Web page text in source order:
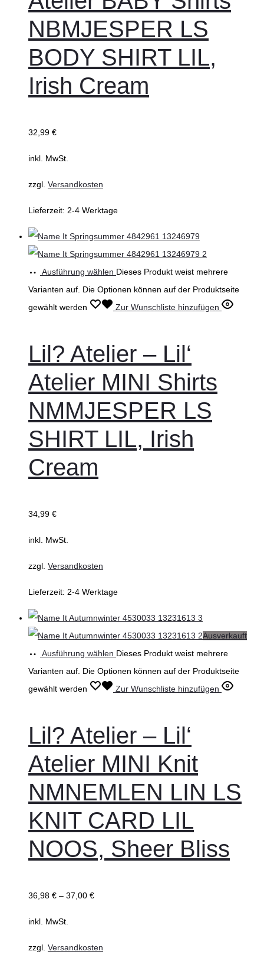
NBMJESPER LS
BODY SHIRT LIL,
Irish Cream
32,99 €
inkl. MwSt.
zzgl. Versandkosten
Lieferzeit: 2-4 Werktage
Ausführung wählen Dieses Produkt weist mehrere
Varianten auf. Die Optionen können auf der Produktseite
gewählt werden
Zur Wunschliste hinzufügen
Lil? Atelier – Lil‘
Atelier MINI Shirts
NMMJESPER LS
SHIRT LIL, Irish
Cream
34,99 €
inkl. MwSt.
zzgl. Versandkosten
Lieferzeit: 2-4 Werktage
Ausverkauft
Ausführung wählen Dieses Produkt weist mehrere
Varianten auf. Die Optionen können auf der Produktseite
gewählt werden
Zur Wunschliste hinzufügen
Lil? Atelier – Lil‘
Atelier MINI Knit
NMNEMLEN LIN LS
KNIT CARD LIL
NOOS, Sheer Bliss
36,98 € – 37,00 €
inkl. MwSt.
zzgl. Versandkosten